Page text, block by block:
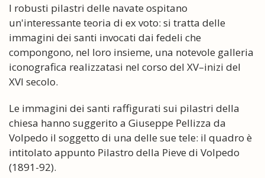
I robusti pilastri delle navate ospitano
un'interessante teoria di ex voto: si tratta delle
immagini dei santi invocati dai fedeli che
compongono, nel loro insieme, una notevole galleria
iconografica realizzatasi nel corso del XV–inizi del
XVI secolo.
Le immagini dei santi raffigurati sui pilastri della
chiesa hanno suggerito a Giuseppe Pellizza da
Volpedo il soggetto di una delle sue tele: il quadro è
intitolato appunto Pilastro della Pieve di Volpedo
(1891-92).